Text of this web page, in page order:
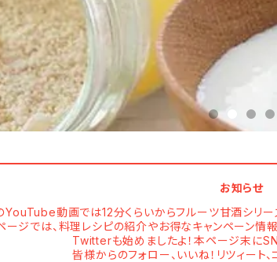
お知らせ
YouTube動画では12分くらいからフルーツ甘酒シリ
ジでは、料理レシピの紹介やお得なキャンペーン情
Twitterも始めましたよ！本ページ末に
皆様からのフォロー、いいね！リツィート、